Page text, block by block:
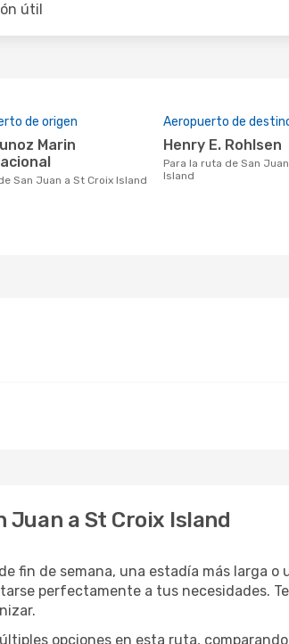
útil
de origen
de San Juan a St Croix Island
Aeropuerto de
Henry E. Rohlsen
Para la ruta de San Juan a St Croix
Island
Juan a St Croix Island
fin de semana, una estadía más larga
perfectamente a tus necesidades.
opciones en esta ruta,